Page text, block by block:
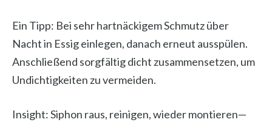
Ein Tipp: Bei sehr hartnäckigem Schmutz über
Nacht in Essig einlegen, danach erneut ausspülen.
Anschließend sorgfältig dicht zusammensetzen, um
Undichtigkeiten zu vermeiden.
Insight: Siphon raus, reinigen, wieder montieren—